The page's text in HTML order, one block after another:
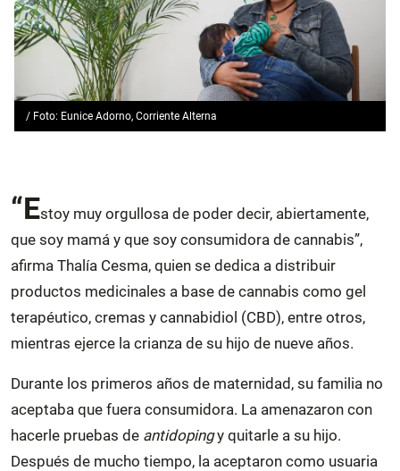
/ Foto: Eunice Adorno, Corriente Alterna
“Estoy muy orgullosa de poder decir, abiertamente,
que soy mamá y que soy consumidora de cannabis”,
afirma Thalía Cesma, quien se dedica a distribuir
productos medicinales a base de cannabis como gel
terapéutico, cremas y cannabidiol (CBD), entre otros,
mientras ejerce la crianza de su hijo de nueve años.
Durante los primeros años de maternidad, su familia no
aceptaba que fuera consumidora. La amenazaron con
hacerle pruebas de antidopingy quitarle a su hijo.
Después de mucho tiempo, la aceptaron como usuaria